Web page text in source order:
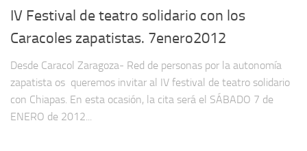
IV Festival de teatro solidario con los
Caracoles zapatistas. 7enero2012
Desde Caracol Zaragoza- Red de personas por la autonomía
zapatista os queremos invitar al IV festival de teatro solidario
con Chiapas. En esta ocasión, la cita será el SÁBADO 7 de
ENERO de 2012...